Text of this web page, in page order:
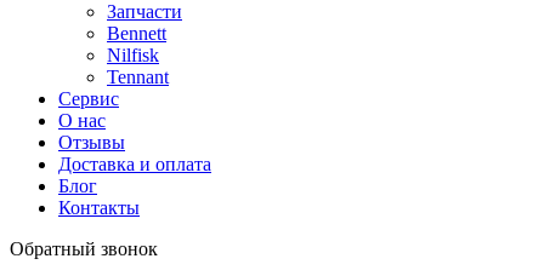
Запчасти
Bennett
Nilfisk
Tennant
Сервис
О нас
Отзывы
Доставка и оплата
Блог
Контакты
Обратный звонок